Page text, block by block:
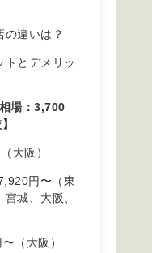
の違いは？
トとデメリッ
場：3,700
大阪）
円〜（東
城、大阪、
（大阪）